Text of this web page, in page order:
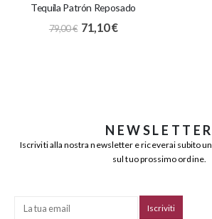
Tequila Patrón Reposado
79,00€ 71,10€
NEWSLETTER
Iscriviti alla nostra newsletter e riceverai subito un
sul tuo prossimo ordine.